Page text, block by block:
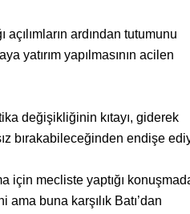
ardından tutumunu
yatırım yapılmasının acilen
değişikliğinin kıtayı, giderek
bırakabileceğinden endişe
için mecliste yaptığı
buna karşılık Batı’dan